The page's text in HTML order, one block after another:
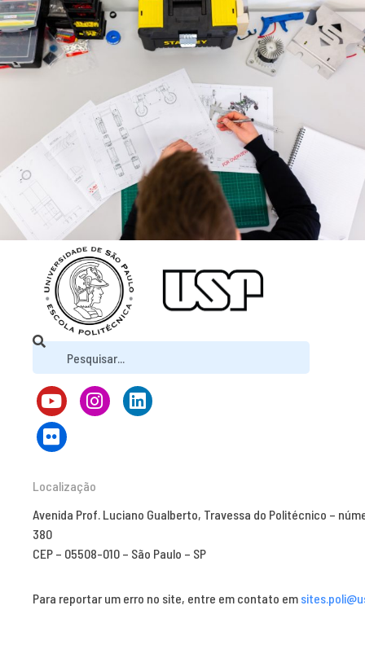
Localização
Avenida Prof. Luciano Gualberto, Travessa do Politécnico –
380
CEP – 05508-010 – São Paulo – SP
Para reportar um erro no site, entre em contato em